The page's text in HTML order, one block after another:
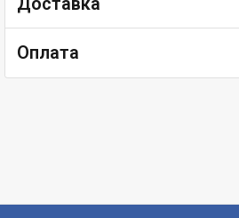
Оплата